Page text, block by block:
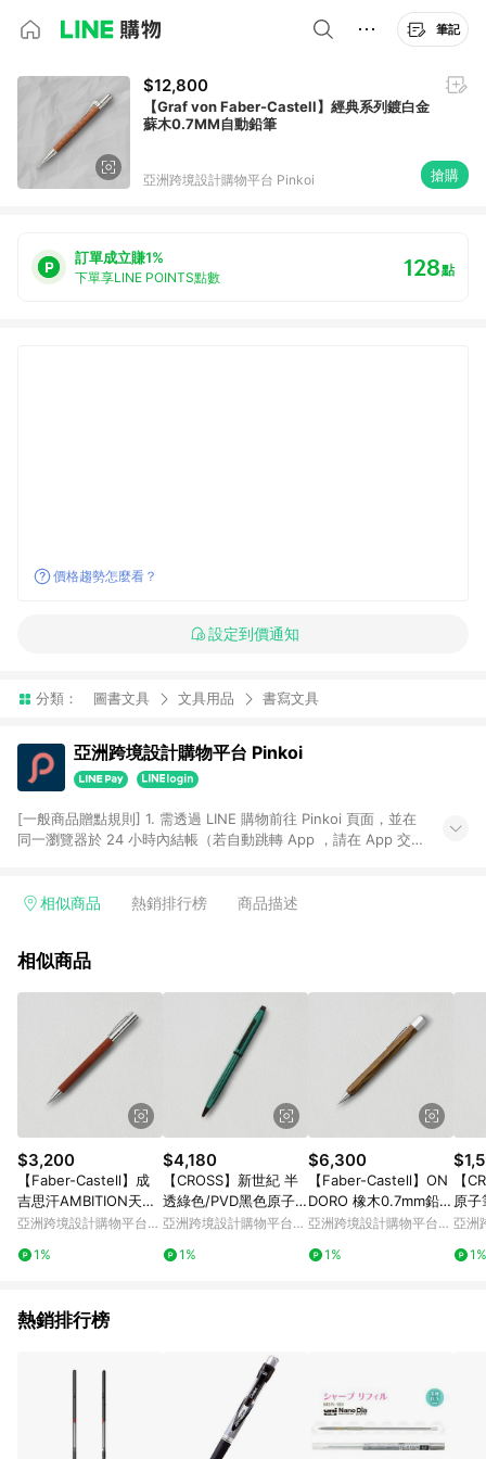
筆記
$12,800
【Graf von Faber-Castell】經典系列鍍白金
蘇木0.7MM自動鉛筆
亞洲跨境設計購物平台 Pinkoi 搶購
訂單成立賺1%
下單享LINE POINTS點數 128點
價格趨勢怎麼看？
設定到價通知
分類： 圖書文具 文具用品 書寫文具
亞洲跨境設計購物平台 Pinkoi
[一般商品贈點規則] 1. 需透過 LINE 購物前往 Pinkoi 頁面，並在
同一瀏覽器於 24 小時內結帳（若自動跳轉 App ，請在 App 交
回饋訂單不得享有 Pinkoi 站方優惠，例如首購優惠，P coins，
行為，不具贈點資格，部分退款不在此限。 6. APP 請更新至
貨後 45 天後發送。 8. 群眾募資商品，禮物卡，開館保證金，補
運費，攤位費等不具贈點資格。 9. LINE 購物站上之商品規格、
顏色、價位、贈品如與 Pinkoi 商品資訊頁及購物車不符，以
Pinkoi 購物商品資訊頁及購物車標示為準。 10. 點數紅包使用規
則請以點數紅包活動說明為準。 11. 若於 LINE 購物前往 Pinkoi
頁面後才首次下載 Pinkoi APP 並完成訂單，不符合導購資格；承
上，首次下載 Pinkoi APP 後，需透過 LINE 購物前往 Pinkoi 頁
面，方享導購資格。
相似商品 熱銷排行榜 商品描述
相似商品
$3,200
【Faber-Castell】成
吉思汗AMBITION天然
梨木0.7mm 鉛筆 免費
亞洲跨境設計購物平台
1%
$4,180
【CROSS】新世紀 半
透綠色/PVD黑色原子
筆 免費刻字(原廠正貨)
亞洲跨境設計購物平台
1%
$6,300
【Faber-Castell】ON
DORO 橡木0.7mm鉛筆
免費刻字
亞洲跨境設計購物平台
1%
【
原
費刻
亞洲
1%
熱銷排行榜